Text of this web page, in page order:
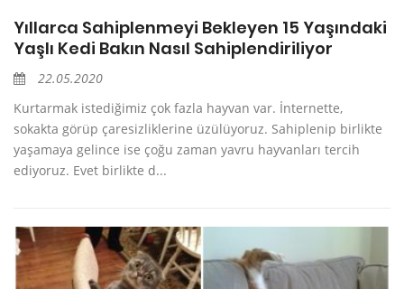
Yıllarca Sahiplenmeyi Bekleyen 15 Yaşındaki
Yaşlı Kedi Bakın Nasıl Sahiplendiriliyor
22.05.2020
Kurtarmak istediğimiz çok fazla hayvan var. İnternette,
sokakta görüp çaresizliklerine üzülüyoruz. Sahiplenip birlikte
yaşamaya gelince ise çoğu zaman yavru hayvanları tercih
ediyoruz. Evet birlikte d...